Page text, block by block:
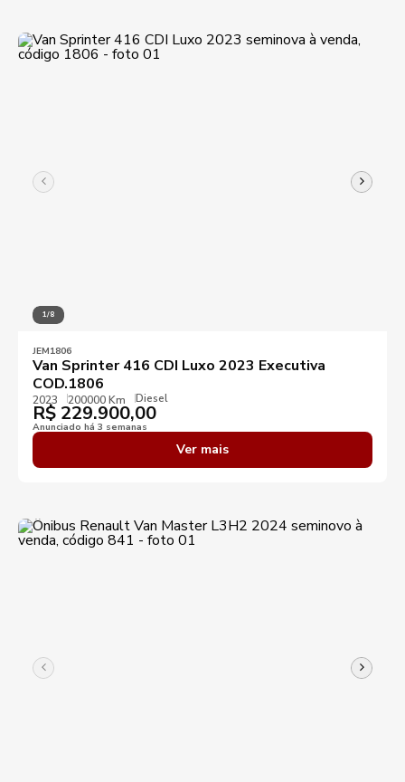
1/8
JEM1806
Van Sprinter 416 CDI Luxo 2023 Executiva
COD.1806
2023 200000 Km Diesel
R$ 229.900,00
Anunciado há 3 semanas
Ver mais